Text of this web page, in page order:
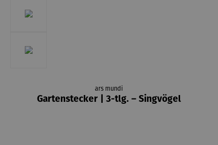
ars mundi
Gartenstecker | 3-tlg. – Singvögel